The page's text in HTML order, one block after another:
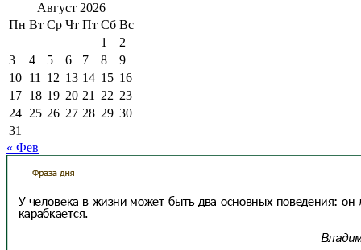
Август 2026
Пн Вт Ср Чт Пт Сб Вс
1
2
3
4 5 6 7 8
9
10 11 12 13 14 15 16
17 18 19 20 21 22 23
24 25 26 27 28 29 30
31
« Фев